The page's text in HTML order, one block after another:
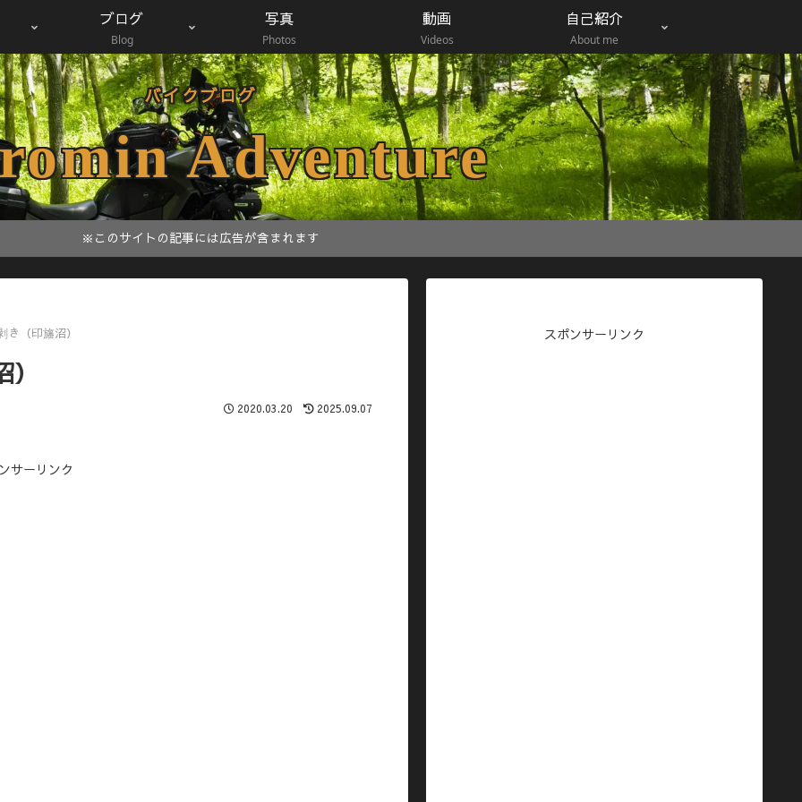
バイクブログ
Adventure
ブログ
Blog
写真
Photos
動画
Videos
自己紹介
About me
※このサイトの記事には広告が含まれます
（印旛沼）
2020.03.20 2025.09.07
サーリンク
スポンサーリンク